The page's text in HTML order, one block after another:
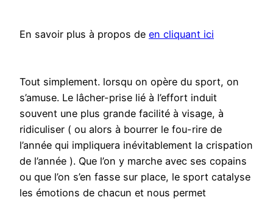
En savoir plus à propos de en cliquant ici
Tout simplement. lorsqu on opère du sport, on
s’amuse. Le lâcher-prise lié à l’effort induit
souvent une plus grande facilité à visage, à
ridiculiser ( ou alors à bourrer le fou-rire de
l’année qui impliquera inévitablement la crispation
de l’année ). Que l’on y marche avec ses copains
ou que l’on s’en fasse sur place, le sport catalyse
les émotions de chacun et nous permet